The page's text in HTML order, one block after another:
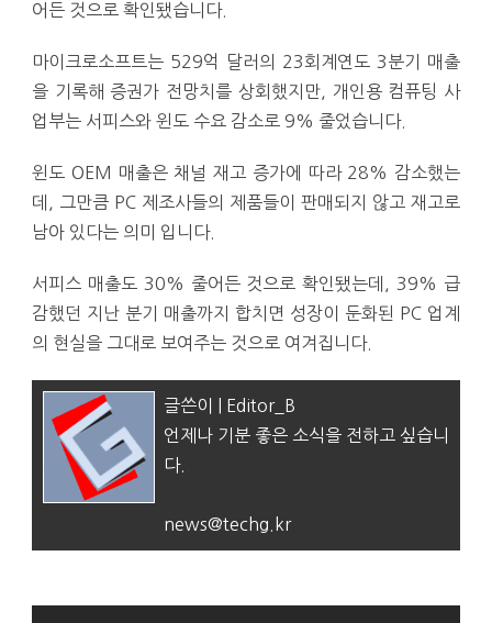
어든 것으로 확인됐습니다.
마이크로소프트는 529억 달러의 23회계연도 3분기 매출
을 기록해 증권가 전망치를 상회했지만, 개인용 컴퓨팅 사
업부는 서피스와 윈도 수요 감소로 9% 줄었습니다.
윈도 OEM 매출은 채널 재고 증가에 따라 28% 감소했는
데, 그만큼 PC 제조사들의 제품들이 판매되지 않고 재고로
남아 있다는 의미 입니다.
서피스 매출도 30% 줄어든 것으로 확인됐는데, 39% 급
감했던 지난 분기 매출까지 합치면 성장이 둔화된 PC 업계
의 현실을 그대로 보여주는 것으로 여겨집니다.
글쓴이 | Editor_B
언제나 기분 좋은 소식을 전하고 싶습니
다.
news@techg.kr